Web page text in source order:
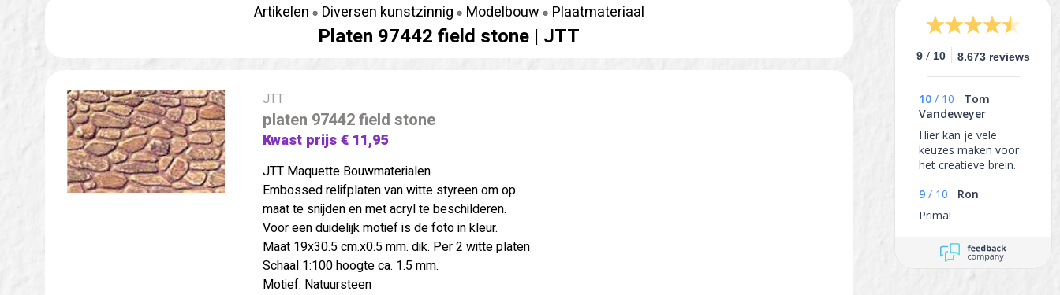
9 / 10 8.673 reviews
10 / 10
Tom
Vandeweyer
Hier kan je vele
keuzes maken voor
het creatieve brein.
9 / 10
Ron
Prima!
Artikelen Diversen kunstzinnig Modelbouw Plaatmateriaal
Platen 97442 field stone | JTT
JTT
platen 97442 field stone
Kwast prijs € 11,95
JTT Maquette Bouwmaterialen
Embossed relifplaten van witte styreen om op
maat te snijden en met acryl te beschilderen.
Voor een duidelijk motief is de foto in kleur.
Maat 19x30.5 cm.x0.5 mm. dik. Per 2 witte platen
Schaal 1:100 hoogte ca. 1.5 mm.
Motief: Natuursteen